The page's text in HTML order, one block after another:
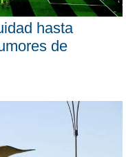
hasta
de